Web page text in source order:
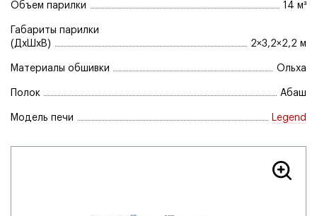
Объем парилки 14 м³
Габариты парилки
(ДхШхВ)
2×3,2×2,2 м
Материалы обшивки Ольха
Полок Абаш
Модель печи Legend